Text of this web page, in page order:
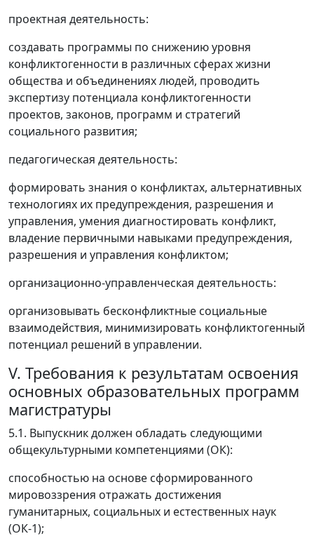
проектная деятельность:
создавать программы по снижению уровня
конфликтогенности в различных сферах жизни
общества и объединениях людей, проводить
экспертизу потенциала конфликтогенности
проектов, законов, программ и стратегий
социального развития;
педагогическая деятельность:
формировать знания о конфликтах, альтернативных
технологиях их предупреждения, разрешения и
управления, умения диагностировать конфликт,
владение первичными навыками предупреждения,
разрешения и управления конфликтом;
организационно-управленческая деятельность:
организовывать бесконфликтные социальные
взаимодействия, минимизировать конфликтогенный
потенциал решений в управлении.
V. Требования к результатам освоения
основных образовательных программ
магистратуры
5.1. Выпускник должен обладать следующими
общекультурными компетенциями (ОК):
способностью на основе сформированного
мировоззрения отражать достижения
гуманитарных, социальных и естественных наук
(ОК-1);